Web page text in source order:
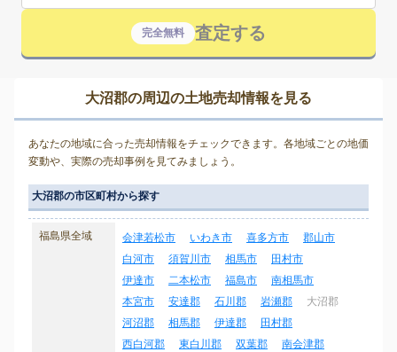
完全無料 査定する
大沼郡の周辺の土地売却情報を見る
あなたの地域に合った売却情報をチェックできます。各地域ごとの地価
変動や、実際の売却事例を見てみましょう。
大沼郡の市区町村から探す
福島県全域 会津若松市 いわき市 喜多方市
郡山市
白河市
須賀川市 相馬市
田村市
伊達市
二本松市 福島市
南相馬市
本宮市
安達郡 石川郡 岩瀬郡
大沼郡
河沼郡
相馬郡 伊達郡
田村郡
西白河郡
東白川郡 双葉郡
南会津郡